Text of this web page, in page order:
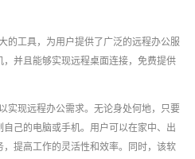
的工具，为用户提供了广泛的远程办公服
并且能够实现远程桌面连接，免费提供
实现远程办公需求。无论身处何地，只要
己的电脑或手机。用户可以在家中、出
提高工作的灵活性和效率。同时，该软